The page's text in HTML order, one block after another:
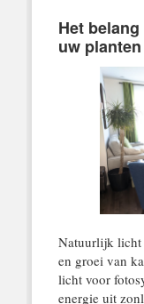
Het
uw
Natuurlijk licht
en groei van
licht voor
energie uit